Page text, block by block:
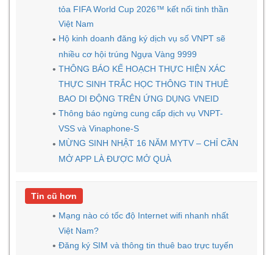
tỏa FIFA World Cup 2026™ kết nối tinh thần
Việt Nam
Hộ kinh doanh đăng ký dịch vụ số VNPT sẽ
nhiều cơ hội trúng Ngựa Vàng 9999
THÔNG BÁO KẾ HOẠCH THỰC HIỆN XÁC
THỰC SINH TRẮC HỌC THÔNG TIN THUÊ
BAO DI ĐỘNG TRÊN ỨNG DỤNG VNEID
Thông báo ngừng cung cấp dịch vụ VNPT-
VSS và Vinaphone-S
MỪNG SINH NHẬT 16 NĂM MYTV – CHỈ CẦN
MỞ APP LÀ ĐƯỢC MỞ QUÀ
Tin cũ hơn
Mạng nào có tốc độ Internet wifi nhanh nhất
Việt Nam?
Đăng ký SIM và thông tin thuê bao trực tuyến